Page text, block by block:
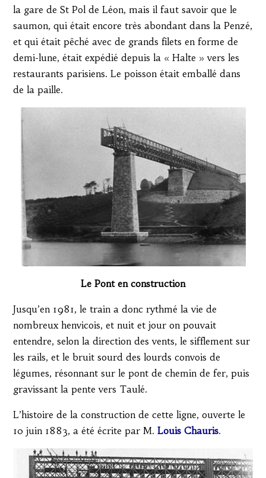
la gare de St Pol de Léon, mais il faut savoir que le
saumon, qui était encore très abondant dans la Penzé,
et qui était pêché avec de grands filets en forme de
demi-lune, était expédié depuis la « Halte » vers les
restaurants parisiens. Le poisson était emballé dans
de la paille.
Le Pont en construction
Jusqu’en 1981, le train a donc rythmé la vie de
nombreux henvicois, et nuit et jour on pouvait
entendre, selon la direction des vents, le sifflement sur
les rails, et le bruit sourd des lourds convois de
légumes, résonnant sur le pont de chemin de fer, puis
gravissant la pente vers Taulé.
L’histoire de la construction de cette ligne, ouverte le
10 juin 1883, a été écrite par M. Louis Chauris.